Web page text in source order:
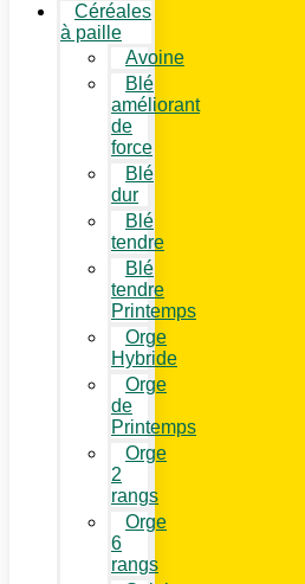
Céréales
à paille
Avoine
Blé
améliorant
de
force
Blé
dur
Blé
tendre
Blé
tendre
Printemps
Orge
Hybride
Orge
de
Printemps
Orge
2
rangs
Orge
6
rangs